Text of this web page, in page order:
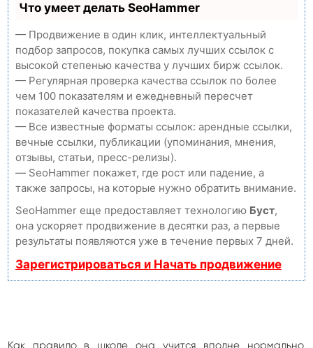
Что умеет делать SeoHammer
— Продвижение в один клик, интеллектуальный
подбор запросов, покупка самых лучших ссылок с
высокой степенью качества у лучших бирж ссылок.
— Регулярная проверка качества ссылок по более
чем 100 показателям и ежедневный пересчет
показателей качества проекта.
— Все известные форматы ссылок: арендные ссылки,
вечные ссылки, публикации (упоминания, мнения,
отзывы, статьи, пресс-релизы).
— SeoHammer покажет, где рост или падение, а
также запросы, на которые нужно обратить внимание.
SeoHammer еще предоставляет технологию Буст,
она ускоряет продвижение в десятки раз, а первые
результаты появляются уже в течение первых 7 дней.
Зарегистрироваться и Начать продвижение
Как правило в школе она учится вполне нормально,